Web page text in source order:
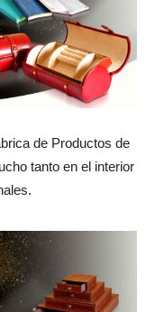
de Productos de
tanto en el interior